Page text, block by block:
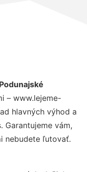
– www.lejeme-
hlavných výhod a
Garantujeme vám,
nebudete ľutovať.